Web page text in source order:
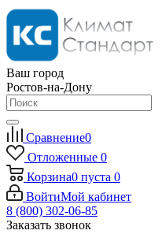
Ваш город
Ростов-на-Дону
Сравнение0
Отложенные 0
Корзина0 пуста 0
ВойтиМой кабинет
8 (800) 302-06-85
Заказать звонок